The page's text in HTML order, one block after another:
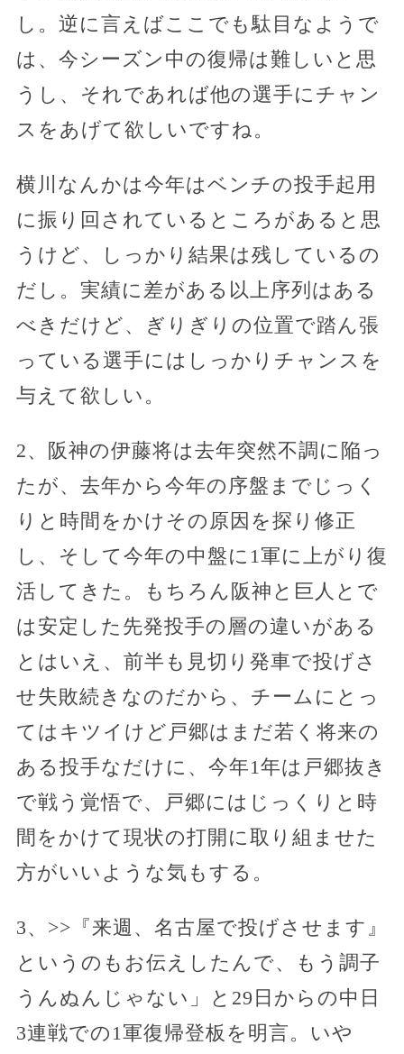
し。逆に言えばここでも駄目なようで
は、今シーズン中の復帰は難しいと思
うし、それであれば他の選手にチャン
スをあげて欲しいですね。
横川なんかは今年はベンチの投手起用
に振り回されているところがあると思
うけど、しっかり結果は残しているの
だし。実績に差がある以上序列はある
べきだけど、ぎりぎりの位置で踏ん張
っている選手にはしっかりチャンスを
与えて欲しい。
2、阪神の伊藤将は去年突然不調に陥っ
たが、去年から今年の序盤までじっく
りと時間をかけその原因を探り修正
し、そして今年の中盤に1軍に上がり復
活してきた。もちろん阪神と巨人とで
は安定した先発投手の層の違いがある
とはいえ、前半も見切り発車で投げさ
せ失敗続きなのだから、チームにとっ
てはキツイけど戸郷はまだ若く将来の
ある投手なだけに、今年1年は戸郷抜き
で戦う覚悟で、戸郷にはじっくりと時
間をかけて現状の打開に取り組ませた
方がいいような気もする。
3、>>『来週、名古屋で投げさせます』
というのもお伝えしたんで、もう調子
うんぬんじゃない」と29日からの中日
3連戦での1軍復帰登板を明言。いや